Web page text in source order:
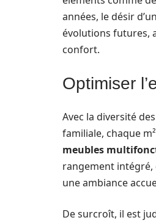
années, le désir
évolutions futures,
confort.
Optimiser
Avec la diversité
familiale, chaque
meubles
rangement
une ambiance
De surcroît, il est